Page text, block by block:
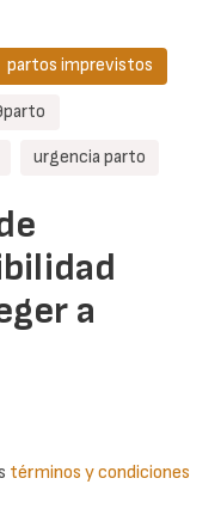
a
partos imprevistos
urgencia parto
términos y condiciones